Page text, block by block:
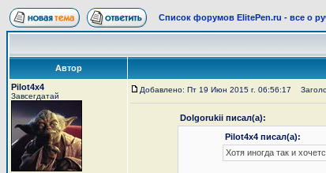
Список форумов ElitePen.ru - все о
Автор
Pilot4x4
Завсегдатай
Добавлено: Пт 19 Июн 2015 г. 06:56:17
Dolgorukii писал(а):
Pilot4x4 писал(а):
Хотя иногда так и